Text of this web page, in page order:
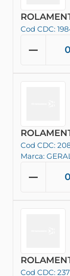
Cod CDC:
Cod CDC:
Marca:
Cod CDC: